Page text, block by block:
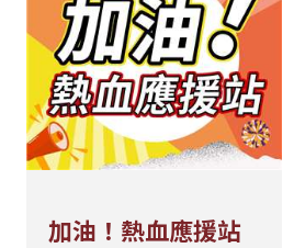
加油！熱血應援站